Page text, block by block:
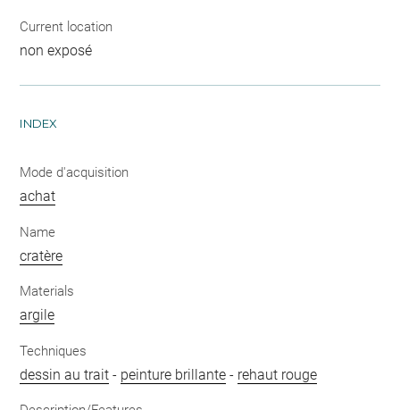
Current location
non exposé
INDEX
Mode d'acquisition
achat
Name
cratère
Materials
argile
Techniques
dessin au trait - peinture brillante - rehaut rouge